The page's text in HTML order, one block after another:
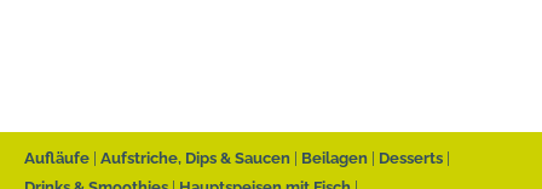
Aufläufe Aufstriche, Dips & Saucen Beilagen
Desserts